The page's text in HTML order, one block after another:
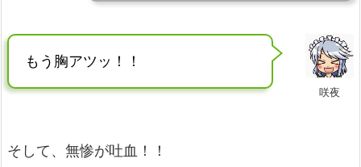
咲夜
もう胸アツッ！！
そして、無惨が吐血！！